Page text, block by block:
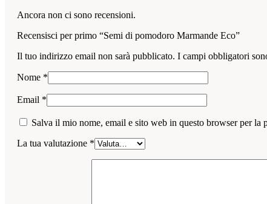
Ancora non ci sono recensioni.
Recensisci per primo “Semi di pomodoro Marmande Eco”
Il tuo indirizzo email non sarà pubblicato. I campi obbligatori
Nome *
Email *
Salva il mio nome, email e sito web in questo browser per la
La tua valutazione *